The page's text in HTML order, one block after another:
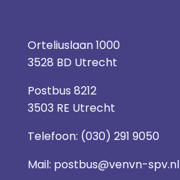
Orteliuslaan 1000
3528 BD Utrecht
Postbus 8212
3503 RE Utrecht
Telefoon: (030) 291 9050
Mail: postbus@venvn-spv.nl